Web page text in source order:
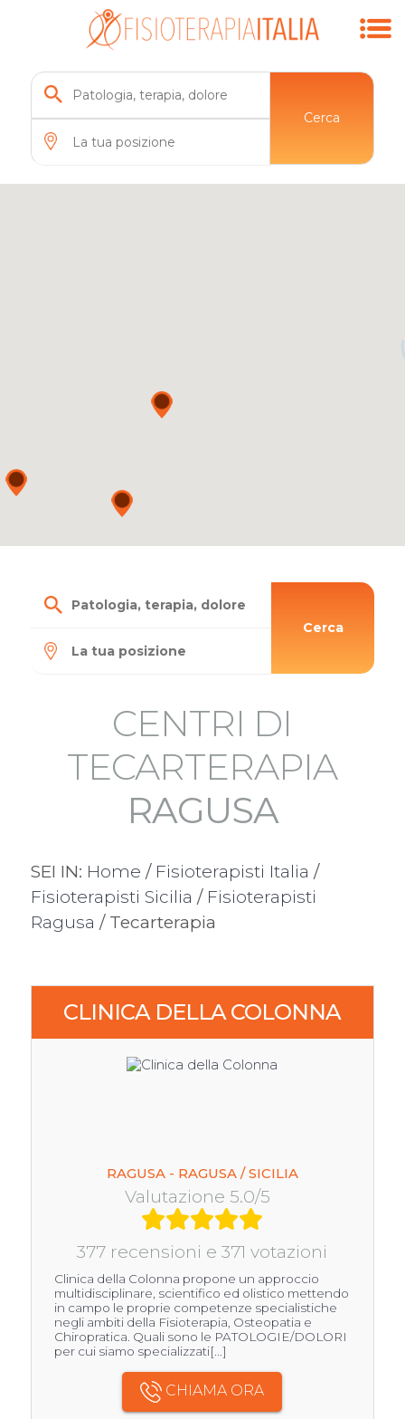
Cerca
Cerca
CENTRI DI
TECARTERAPIA
RAGUSA
SEI IN: Home / Fisioterapisti Italia /
Fisioterapisti Sicilia / Fisioterapisti
Ragusa / Tecarterapia
CLINICA DELLA COLONNA
RAGUSA - RAGUSA / SICILIA
Valutazione 5.0/5
377 recensioni e 371 votazioni
Clinica della Colonna propone un approccio
multidisciplinare, scientifico ed olistico mettendo
in campo le proprie competenze specialistiche
negli ambiti della Fisioterapia, Osteopatia e
Chiropratica. Quali sono le PATOLOGIE/DOLORI
per cui siamo specializzati[...]
CHIAMA ORA